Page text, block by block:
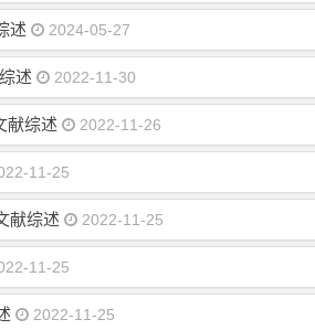
述 2024-05-27
述 2022-11-30
献综述 2022-11-26
11-25
献综述 2022-11-25
11-25
2022-11-25